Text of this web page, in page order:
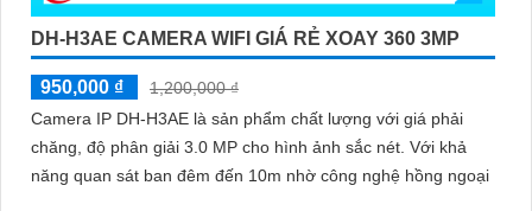
DH-H3AE CAMERA WIFI GIÁ RẺ XOAY 360 3MP
950,000 ₫
1,200,000 ₫
Camera IP DH-H3AE là sản phẩm chất lượng với giá phải
chăng, độ phân giải 3.0 MP cho hình ảnh sắc nét. Với khả
năng quan sát ban đêm đến 10m nhờ công nghệ hồng ngoại